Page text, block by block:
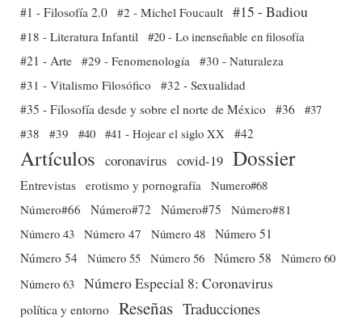
#1 - Filosofía 2.0 #2 - Michel Foucault #15 - Badiou
#18 - Literatura Infantil #20 - Lo inenseñable en filosofía
#21 - Arte #29 - Fenomenología
#30 - Naturaleza
#31 - Vitalismo Filosófico
#32 - Sexualidad
#35 - Filosofía desde y sobre el norte de México #36 #37
#38
#39 #40 #41 - Hojear el siglo XX #42
Artículos coronavirus covid-19 Dossier
Entrevistas erotismo y pornografía
Numero#68
Número#66
Número#72 Número#75
Número#81
Número 43 Número 47 Número 48 Número 51
Número 54 Número 55 Número 56 Número 58
Número 60
Número 63 Número Especial 8: Coronavirus
política y entorno Reseñas Traducciones